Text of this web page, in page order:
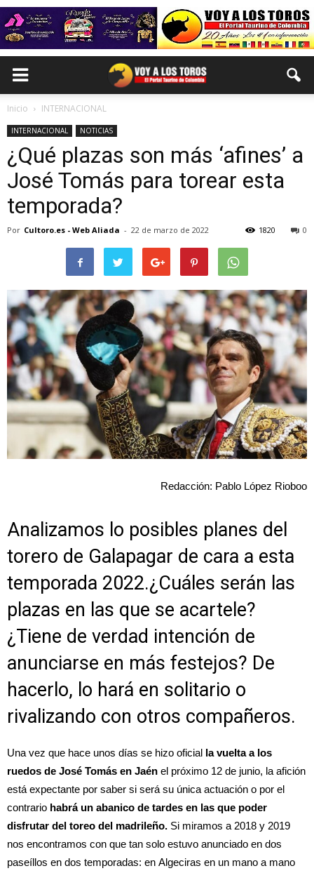
Inicio INTERNACIONAL
INTERNACIONAL NOTICIAS
¿Qué plazas son más ‘afines’ a
José Tomás para torear esta
temporada?
Por Cultoro.es - Web Aliada - 22 de marzo de 2022 0
1820
Redacción: Pablo López Rioboo
Analizamos lo posibles planes del
torero de Galapagar de cara a esta
temporada 2022.¿Cuáles serán las
plazas en las que se acartele?
¿Tiene de verdad intención de
anunciarse en más festejos? De
hacerlo, lo hará en solitario o
rivalizando con otros compañeros.
Una vez que hace unos días se hizo oficial la vuelta a los
ruedos de José Tomás en Jaén el próximo 12 de junio, la afición
está expectante por saber si será su única actuación o por el
contrario habrá un abanico de tardes en las que poder
disfrutar del toreo del madrileño. Si miramos a 2018 y 2019
nos encontramos con que tan solo estuvo anunciado en dos
paseíllos en dos temporadas: en Algeciras en un mano a mano